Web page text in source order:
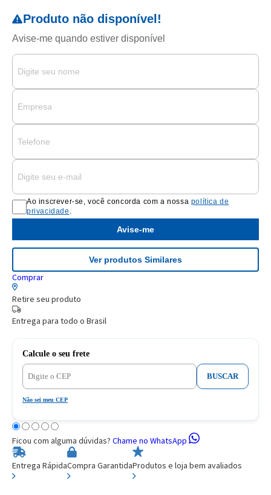
Ao inscrever-se, você concorda com a nossa política de
privacidade
Avise-me
Ver produtos Similares
Comprar
Retire seu produto
Entrega para todo o Brasil
Calcule o seu frete
BUSCAR
Não sei meu CEP
Ficou com alguma dúvidas? Chame no WhatsApp
Entrega RápidaCompra GarantidaProdutos e loja bem avaliados